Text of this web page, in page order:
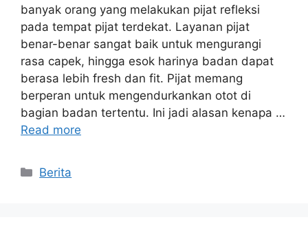
banyak orang yang melakukan pijat refleksi
pada tempat pijat terdekat. Layanan pijat
benar-benar sangat baik untuk mengurangi
rasa capek, hingga esok harinya badan dapat
berasa lebih fresh dan fit. Pijat memang
berperan untuk mengendurkankan otot di
bagian badan tertentu. Ini jadi alasan kenapa …
Read more
Categories
Berita